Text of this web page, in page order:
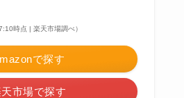
時点 | 楽天市場調べ）
で探す
市場で探す